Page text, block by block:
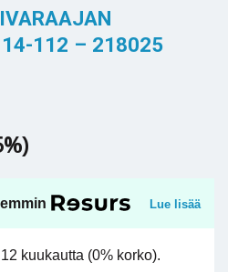
14-112 – 218025
Lue lisää
kuukautta (0% korko).